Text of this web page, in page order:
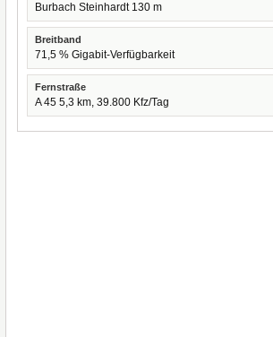
Burbach Steinhardt 130 m
Breitband
71,5 % Gigabit-Verfügbarkeit
Fernstraße
A 45 5,3 km, 39.800 Kfz/Tag